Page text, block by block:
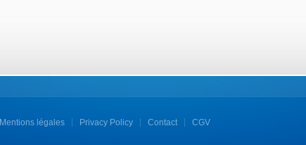
Mentions légales Privacy Policy Contact CGV